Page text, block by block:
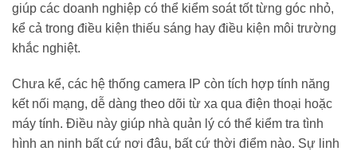
giúp các doanh nghiệp có thể kiểm soát tốt từng góc nhỏ,
kể cả trong điều kiện thiếu sáng hay điều kiện môi trường
khắc nghiệt.
Chưa kể, các hệ thống camera IP còn tích hợp tính năng
kết nối mạng, dễ dàng theo dõi từ xa qua điện thoại hoặc
máy tính. Điều này giúp nhà quản lý có thể kiểm tra tình
hình an ninh bất cứ nơi đâu, bất cứ thời điểm nào. Sự linh